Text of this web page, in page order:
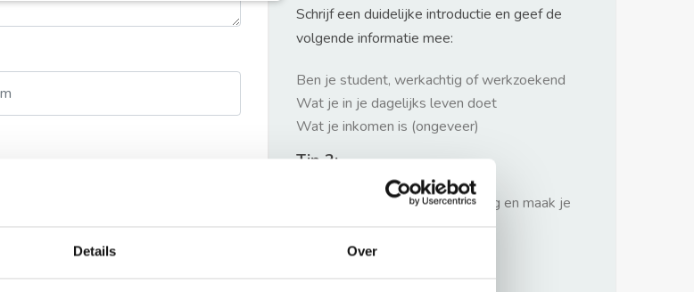
Details Over
Schrijf een duidelijke introductie en geef de
volgende informatie mee:
Ben je student, werkachtig of werkzoekend
Wat je in je dagelijks leven doet
Wat je inkomen is (ongeveer)
Tip 2:
Wees beleefd, niet te langdradig en maak je
verhaal kort